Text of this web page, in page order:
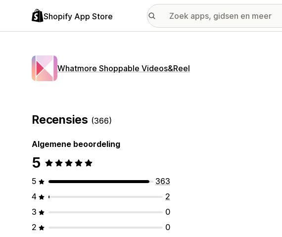
Shopify App Store
Whatmore Shoppable Videos&Reel
Recensies (366)
Algemene beoordeling
5
5
363
4
2
3
0
2
0